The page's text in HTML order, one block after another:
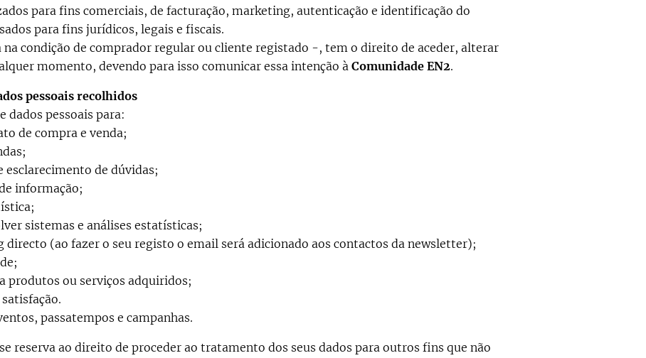
para fins comerciais, de facturação, marketing, autenticação e identificação do
para fins jurídicos, legais e fiscais.
condição de comprador regular ou cliente registado -, tem o direito de aceder, alterar
momento, devendo para isso comunicar essa intenção à Comunidade EN2.
pessoais recolhidos
dados pessoais para:
de compra e venda;
esclarecimento de dúvidas;
informação;
sistemas e análises estatísticas;
directo (ao fazer o seu registo o email será adicionado aos contactos da newsletter);
produtos ou serviços adquiridos;
passatempos e campanhas.
reserva ao direito de proceder ao tratamento dos seus dados para outros fins que não